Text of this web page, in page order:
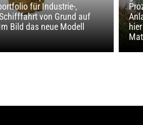
für Industrie-,
von Grund auf
Bild das neue Modell